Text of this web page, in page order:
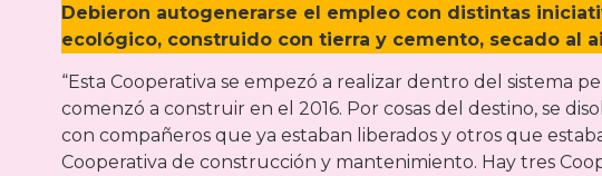
Debieron autogenerarse el empleo con distintas
ecológico, construido con tierra y cemento, secado al
“Esta Cooperativa se empezó a realizar dentro del sistema
comenzó a construir en el 2016. Por cosas del destino, se
con compañeros que ya estaban liberados y otros que
Cooperativa de construcción y mantenimiento. Hay tres